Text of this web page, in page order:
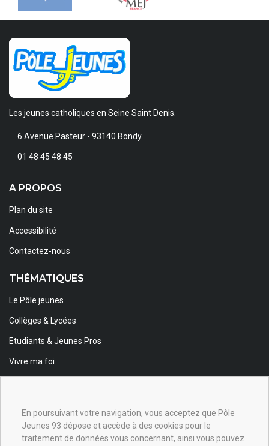
Les jeunes catholiques en Seine Saint Denis.
6 Avenue Pasteur - 93140 Bondy
01 48 45 48 45
A PROPOS
Plan du site
Accessibilité
Contactez-nous
THÉMATIQUES
Le Pôle jeunes
Collèges & Lycées
Etudiants & Jeunes Pros
Vivre ma foi
INSCRIPTION NEWSLETTER
En poursuivant votre navigation, vous acceptez que Pôle
Jeunes 93 dépose et accède à des cookies pour le
traitement de données vous concernant, ainsi vous pouvez